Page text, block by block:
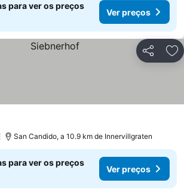
para ver os preços
Ver preços
Partilhar
San Candido, a 10.9 km de Innervillgraten
para ver os preços
Ver preços